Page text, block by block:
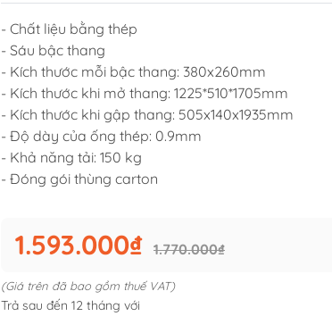
- Chất liệu bằng thép
- Sáu bậc thang
- Kích thước mỗi bậc thang: 380x260mm
- Kích thước khi mở thang: 1225*510*1705mm
- Kích thước khi gập thang: 505x140x1935mm
- Độ dày của ống thép: 0.9mm
- Khả năng tải: 150 kg
- Đóng gói thùng carton
1.593.000₫ 1.770.000₫
(Giá trên đã bao gồm thuế VAT)
Trả sau đến 12 tháng với